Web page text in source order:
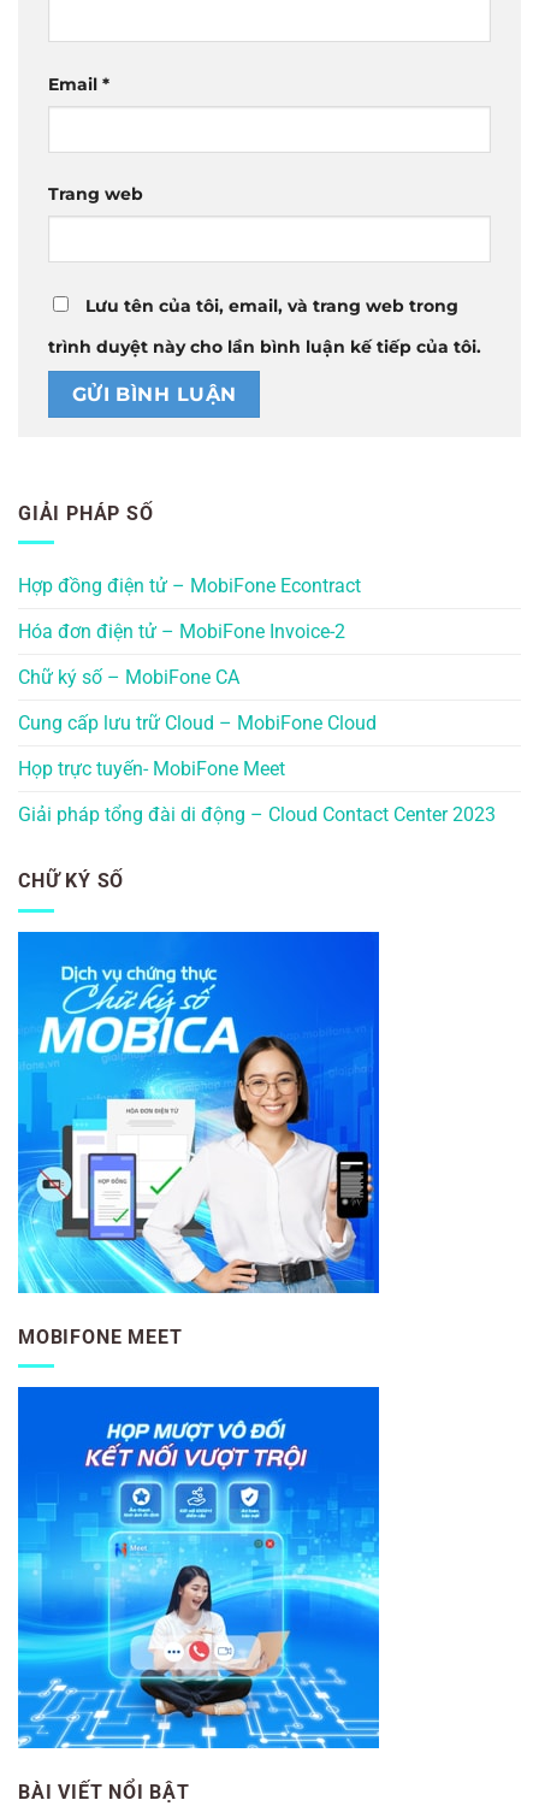
Email *
Trang web
Lưu tên của tôi, email, và trang web trong
trình duyệt này cho lần bình luận kế tiếp của tôi.
GIẢI PHÁP SỐ
Hợp đồng điện tử – MobiFone Econtract
Hóa đơn điện tử – MobiFone Invoice-2
Chữ ký số – MobiFone CA
Cung cấp lưu trữ Cloud – MobiFone Cloud
Họp trực tuyến- MobiFone Meet
Giải pháp tổng đài di động – Cloud Contact Center 2023
CHỮ KÝ SỐ
MOBIFONE MEET
BÀI VIẾT NỔI BẬT